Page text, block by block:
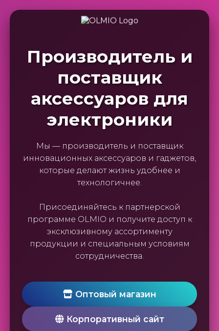
Производитель и
поставщик
аксессуаров для
электроники
Мы — производитель и поставщик
инновационных аксессуаров и гаджетов,
которые делают жизнь удобнее и
технологичнее.
Присоединяйтесь к партнерской
программе OLMIO и получите доступ к
эксклюзивному ассортименту
продукции и специальным условиям
сотрудничества.
Оптовый магазин
Корпоративный сайт